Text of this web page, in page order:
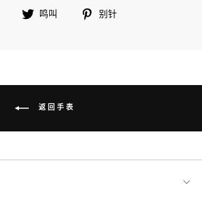
鸣叫 别针
返回手表